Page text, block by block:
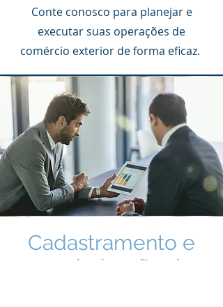
Conte conosco para planejar e
executar suas operações de
comércio exterior de forma eficaz.
Cadastramento e
regularização de